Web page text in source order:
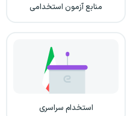
منابع آزمون استخدامی
استخدام سراسری